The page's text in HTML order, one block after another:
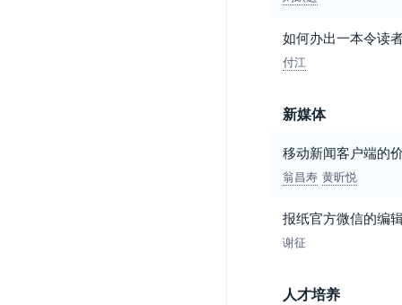
如何办出一本令读
付江
新媒体
移动新闻客户端的
翁昌寿 黄昕悦
报纸官方微信的编
谢征
人才培养